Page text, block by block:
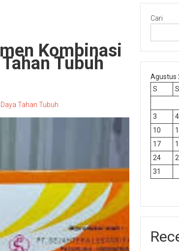
Kombinasi
Tubuh
Tahan Tubuh
Cari
Agustus
S
S
3
4
10
17
24
31